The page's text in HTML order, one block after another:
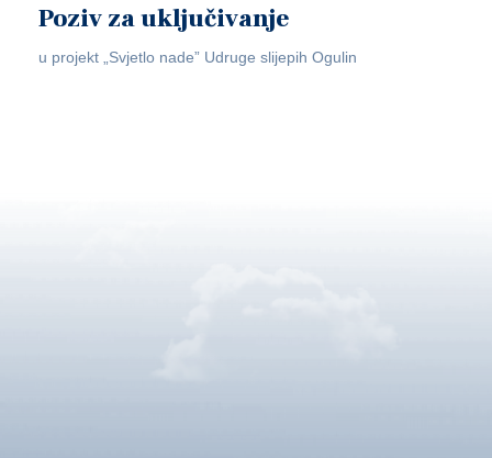
Poziv za uključivanje
u projekt „Svjetlo nade” Udruge slijepih Ogulin